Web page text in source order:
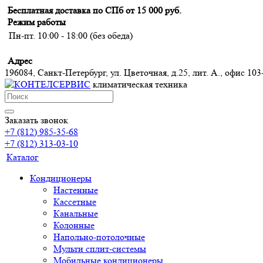
Бесплатная доставка по СПб от 15 000 руб.
Режим работы
Пн-пт. 10:00 - 18:00 (без обеда)
Адрес
196084, Санкт-Петербург, ул. Цветочная, д.25, лит. А., офис
климатическая техника
Заказать звонок
+7 (812) 985-35-68
+7 (812) 313-03-10
Каталог
Кондиционеры
Настенные
Кассетные
Канальные
Колонные
Напольно-потолочные
Мульти сплит-системы
Мобильные кондиционеры